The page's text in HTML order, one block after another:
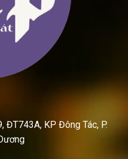
ĐT743A, KP Đông Tác, P.